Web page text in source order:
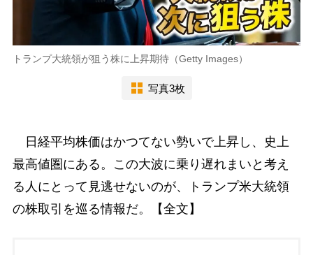
トランプ大統領が狙う株に上昇期待（Getty Images）
写真3枚
日経平均株価はかつてない勢いで上昇し、史上
最高値圏にある。この大波に乗り遅れまいと考え
る人にとって見逃せないのが、トランプ米大統領
の株取引を巡る情報だ。【全文】